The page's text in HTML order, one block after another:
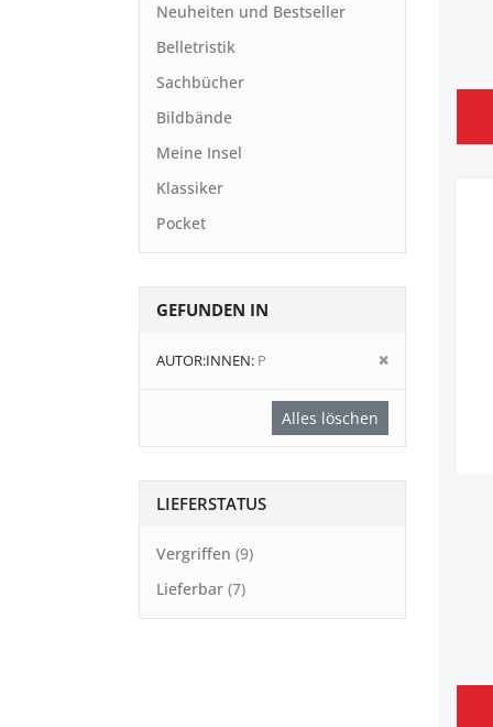
Neuheiten und Bestseller
Belletristik
Sachbücher
Bildbände
Meine Insel
Klassiker
Pocket
GEFUNDEN IN
AUTOR:INNEN P
Diesen
Alles löschen
LIEFERSTATUS
Vergriffen 9
Lieferbar 7